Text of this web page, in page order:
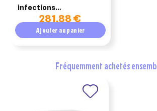
infections
intramammaires – 120
seringues – boehringer
ingelheim
281,88 €
Ajouter au panier
fréquemment achetés